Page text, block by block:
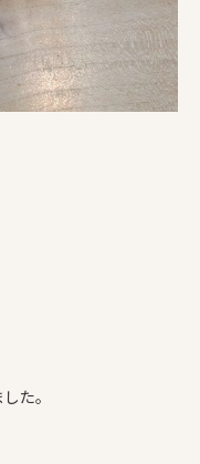
た。